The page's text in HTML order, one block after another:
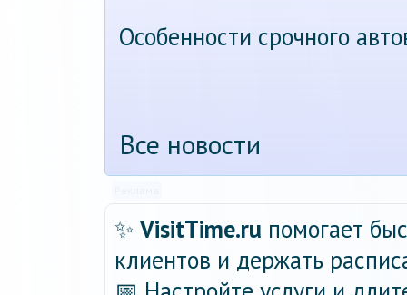
Особенности срочного
Все новости
✨ VisitTime.ru помогает
клиентов и держать